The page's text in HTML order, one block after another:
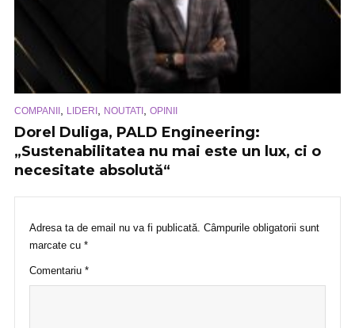
COMPANII LIDERI NOUTATI OPINII
Dorel Duliga, PALD Engineering:
„Sustenabilitatea nu mai este un lux, ci o
necesitate absolută“
Adresa ta de email nu va fi publicată. Câmpurile obligatorii sunt
marcate cu *
Comentariu *